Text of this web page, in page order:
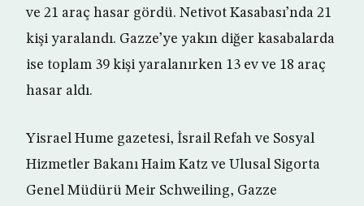
ve 21 araç hasar gördü. Netivot Kasabası’nda 21
kişi yaralandı. Gazze’ye yakın diğer kasabalarda
ise toplam 39 kişi yaralanırken 13 ev ve 18 araç
hasar aldı.
Yisrael Hume gazetesi, İsrail Refah ve Sosyal
Hizmetler Bakanı Haim Katz ve Ulusal Sigorta
Genel Müdürü Meir Schweiling, Gazze